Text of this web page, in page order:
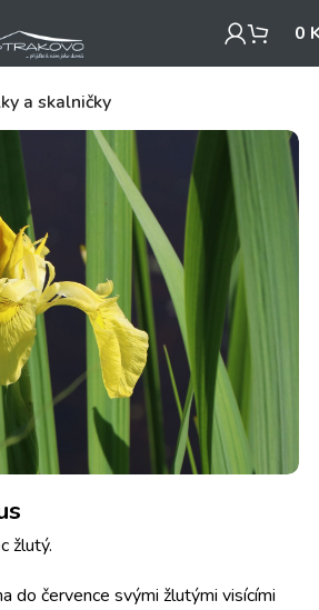
0
a skalničky
žlutý.
do července svými žlutými visícími